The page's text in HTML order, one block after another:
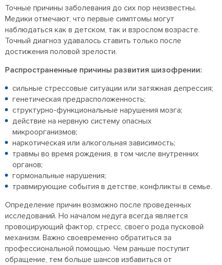
Точные причины заболевания до сих пор неизвестны.
Медики отмечают, что первые симптомы могут
наблюдаться как в детском, так и взрослом возрасте.
Точный диагноз удавалось ставить только после
достижения половой зрелости.
Распространенные причины развития шизофрении:
сильные стрессовые ситуации или затяжная депрессия;
генетическая предрасположенность;
структурно-функциональные нарушения мозга;
действие на нервную систему опасных
микроорганизмов;
наркотическая или алкогольная зависимость;
травмы во время рождения, в том числе внутренних
органов;
гормональные нарушения;
травмирующие события в детстве, конфликты в семье.
Определение причин возможно после проведенных
исследований. Но началом недуга всегда является
провоцирующий фактор, стресс, своего рода пусковой
механизм. Важно своевременно обратиться за
профессиональной помощью. Чем раньше поступит
обращение, тем больше шансов избавиться от